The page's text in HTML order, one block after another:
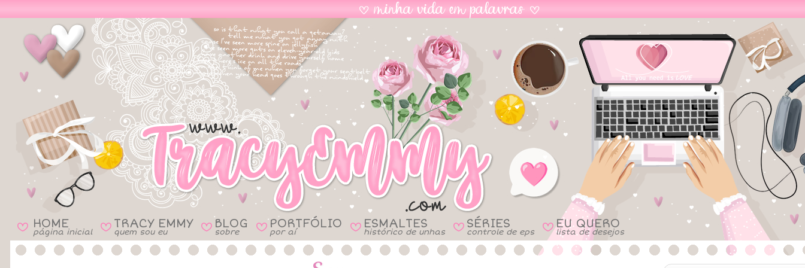
B HOME
página inicial B TRACY EMMY
quem sou eu B BLOG
sobre B PORTFÓLIO
por aí B ESMALTES
histórico de unhas B SÉRIES
controle de eps B EU QUERO
lista de desejos